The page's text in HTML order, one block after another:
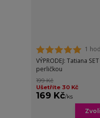
1
VÝPRODEJ: Tatiana
perličkou
199 Kč
Ušetříte 30 Kč
169 Kč/ks